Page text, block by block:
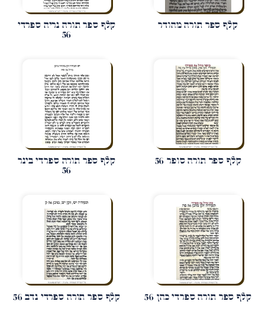
קלף ספר תורה מהודר
קלף ספר תורה נריה ספרדי
56
קלף ספר תורה סופר 56
קלף ספר תורה ספרדי בינר
56
קלף ספר תורה ספרדי כהן 56 קלף ספר תורה ספרדי נדב 56